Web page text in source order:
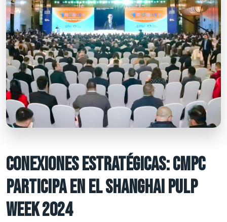
CONEXIONES ESTRATÉGICAS: CMPC
PARTICIPA EN EL SHANGHAI PULP
WEEK 2024